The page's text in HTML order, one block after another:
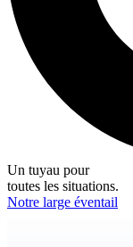
Un tuyau pour
toutes les situations.
Notre large éventail